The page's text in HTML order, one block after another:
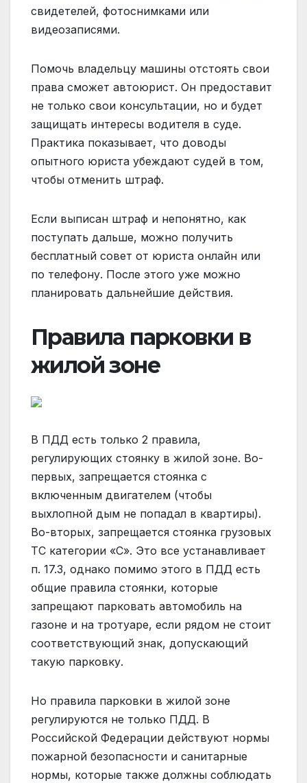
свидетелей, фотоснимками или
видеозаписями.
Помочь владельцу машины отстоять свои
права сможет автоюрист. Он предоставит
не только свои консультации, но и будет
защищать интересы водителя в суде.
Практика показывает, что доводы
опытного юриста убеждают судей в том,
чтобы отменить штраф.
Если выписан штраф и непонятно, как
поступать дальше, можно получить
бесплатный совет от юриста онлайн или
по телефону. После этого уже можно
планировать дальнейшие действия.
Правила парковки в
жилой зоне
В ПДД есть только 2 правила,
регулирующих стоянку в жилой зоне. Во-
первых, запрещается стоянка с
включенным двигателем (чтобы
выхлопной дым не попадал в квартиры).
Во-вторых, запрещается стоянка грузовых
ТС категории «С». Это все устанавливает
п. 17.3, однако помимо этого в ПДД есть
общие правила стоянки, которые
запрещают парковать автомобиль на
газоне и на тротуаре, если рядом не стоит
соответствующий знак, допускающий
такую парковку.
Но правила парковки в жилой зоне
регулируются не только ПДД. В
Российской Федерации действуют нормы
пожарной безопасности и санитарные
нормы, которые также должны соблюдать